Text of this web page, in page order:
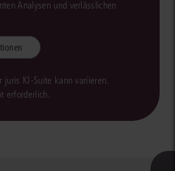
Analysen und verlässlichen
juris KI-Suite kann variieren.
erforderlich.